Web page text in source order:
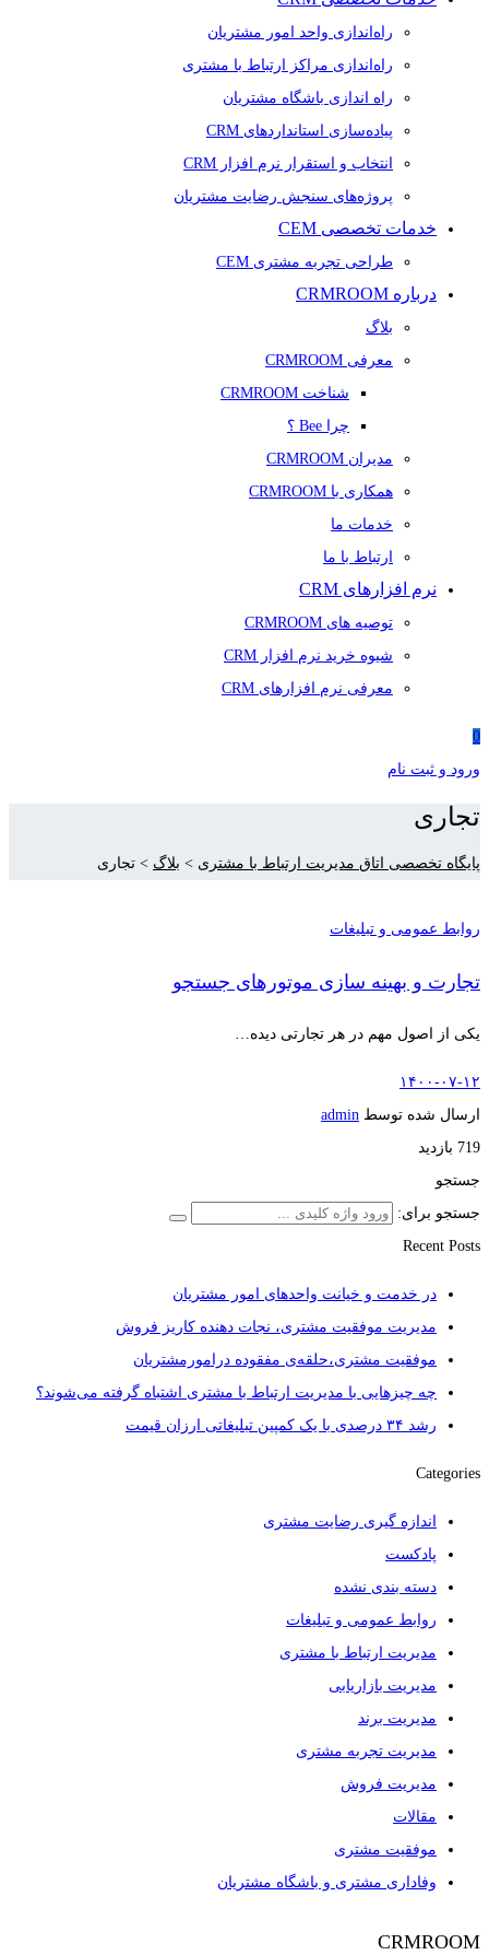
راه‌اندازی واحد امور مشتریان
راه‌اندازی مراکز ارتباط با مشتری
راه اندازی باشگاه مشتریان
پیاده‌سازی استانداردهای CRM
انتخاب و استقرار نرم افزار CRM
پروژه‌های سنجش رضایت مشتریان
خدمات تخصصی CEM
طراحی تجربه مشتری CEM
درباره CRMROOM
بلاگ
معرفی CRMROOM
شناخت CRMROOM
چرا Bee ؟
مدیران CRMROOM
همکاری با CRMROOM
خدمات ما
ارتباط با ما
نرم افزارهای CRM
توصیه های CRMROOM
شیوه خرید نرم افزار CRM
معرفی نرم افزارهای CRM
0
ورود و ثبت نام
تجاری
پایگاه تخصصی اتاق مدیریت ارتباط با مشتری > بلاگ > تجاری
روابط عمومی و تبلیغات
تجارت و بهینه سازی موتورهای جستجو
یکی از اصول مهم در هر تجارتی دیده…
۱۴۰۰-۰۷-۱۲
ارسال شده توسط admin
719 بازدید
جستجو
جستجو برای:
Recent Posts
در خدمت و خیانت واحدهای امور مشتریان
مدیریت موفقیت مشتری، نجات دهنده کاریز فروش
موفقیت مشتری،حلقه‌ی مفقوده درامورمشتریان
چه چیزهایی با مدیریت ارتباط با مشتری اشتباه گرفته می‌شوند؟
رشد ۳۴ درصدی با یک کمپین تبلیغاتی ارزان قیمت
Categories
اندازه گیری رضایت مشتری
پادکست
دسته بندی نشده
روابط عمومی و تبلیغات
مدیریت ارتباط با مشتری
مدیریت بازاریابی
مدیریت برند
مدیریت تجربه مشتری
مدیریت فروش
مقالات
موفقیت مشتری
وفاداری مشتری و باشگاه مشتریان
CRMROOM